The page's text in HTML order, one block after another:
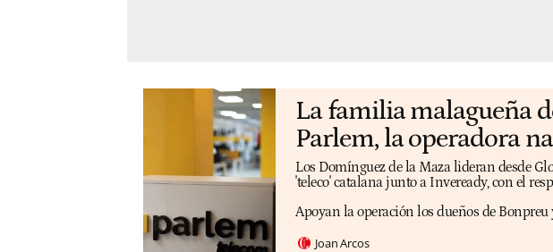
La familia malagueña
Parlem, la operadora
Los Domínguez de la Maza lideran desde
'teleco' catalana junto a Inveready, con el
Apoyan la operación los dueños de Bonpreu
Joan Arcos